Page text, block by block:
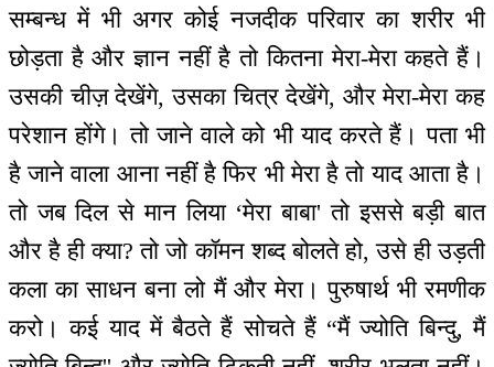
सम्बन्ध में भी अगर कोई नजदीक परिवार का शरीर भी
छोड़ता है और ज्ञान नहीं है तो कितना मेरा-मेरा कहते हैं।
उसकी चीज़ देखेंगे, उसका चित्र देखेंगे, और मेरा-मेरा कह
परेशान होंगे। तो जाने वाले को भी याद करते हैं। पता भी
है जाने वाला आना नहीं है फिर भी मेरा है तो याद आता है।
तो जब दिल से मान लिया ‘मेरा बाबा' तो इससे बड़ी बात
और है ही क्या? तो जो कॉमन शब्द बोलते हो, उसे ही उड़ती
कला का साधन बना लो मैं और मेरा। पुरुषार्थ भी रमणीक
करो। कई याद में बैठते हैं सोचते हैं “मैं ज्योति बिन्दु, मैं